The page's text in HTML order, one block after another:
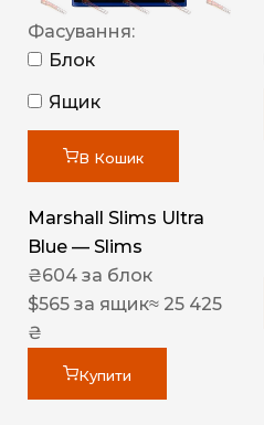
Фасування:
Блок
Ящик
В Кошик
Marshall Slims Ultra
Blue — Slims
₴604 за блок
$565 за ящик≈ 25 425
₴
Купити